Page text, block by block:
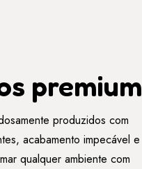
premium
produzidos com
acabamento impecável e
qualquer ambiente com